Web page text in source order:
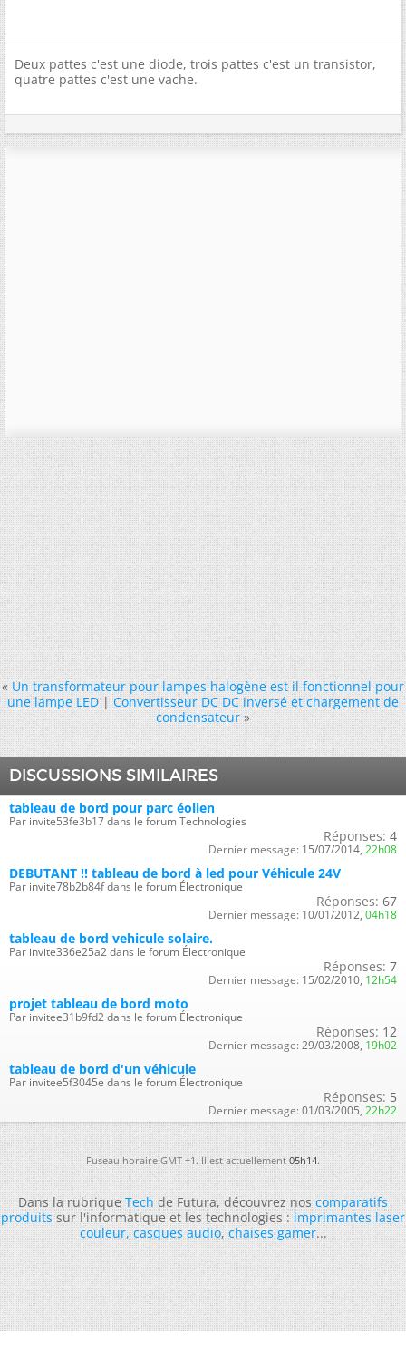
Deux pattes c'est une diode, trois pattes c'est un transistor,
quatre pattes c'est une vache.
« Un transformateur pour lampes halogène est il fonctionnel pour
une lampe LED|Convertisseur DC DC inversé et chargement de
condensateur »
DISCUSSIONS SIMILAIRES
tableau de bord pour parc éolien
Par invite53fe3b17 dans le forum Technologies
Réponses: 4
Dernier message: 15/07/2014, 22h08
DEBUTANT !! tableau de bord à led pour Véhicule 24V
Par invite78b2b84f dans le forum Électronique
Réponses: 67
Dernier message: 10/01/2012, 04h18
tableau de bord vehicule solaire.
Par invite336e25a2 dans le forum Électronique
Réponses: 7
Dernier message: 15/02/2010, 12h54
projet tableau de bord moto
Par invitee31b9fd2 dans le forum Électronique
Réponses: 12
Dernier message: 29/03/2008, 19h02
tableau de bord d'un véhicule
Par invitee5f3045e dans le forum Électronique
Réponses: 5
Dernier message: 01/03/2005, 22h22
Fuseau horaire GMT +1. Il est actuellement05h14.
Dans la rubriqueTechde Futura, découvrez noscomparatifs
produitssur l'informatique et les technologies :imprimantes laser
couleur,casques audio,chaises gamer...